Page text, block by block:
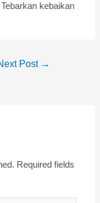
kebaikan
Post →
Required fields